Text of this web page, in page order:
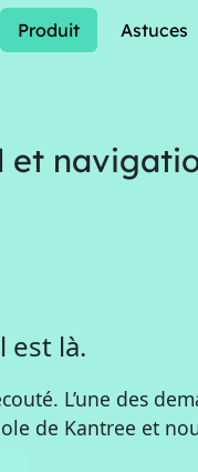
Produit Astuces
et
est là.
L’une des
de Kantree et